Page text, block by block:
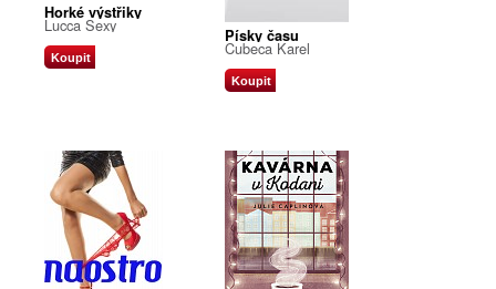
Horké výstřiky
Lucca Sexy
Koupit
Písky času
Cubeca Karel
Koupit